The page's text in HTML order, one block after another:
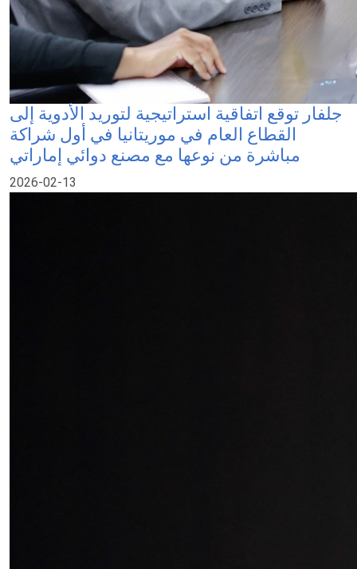
جلفار توقع اتفاقية استراتيجية لتوريد الأدوية إلى
القطاع العام في موريتانيا في أول شراكة
مباشرة من نوعها مع مصنع دوائي إماراتي
2026-02-13